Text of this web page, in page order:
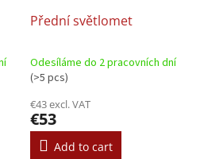
Přední světlomet
Odesíláme do 2 pracovních dní
(>5 pcs)
€43 excl. VAT
€53
Add to cart